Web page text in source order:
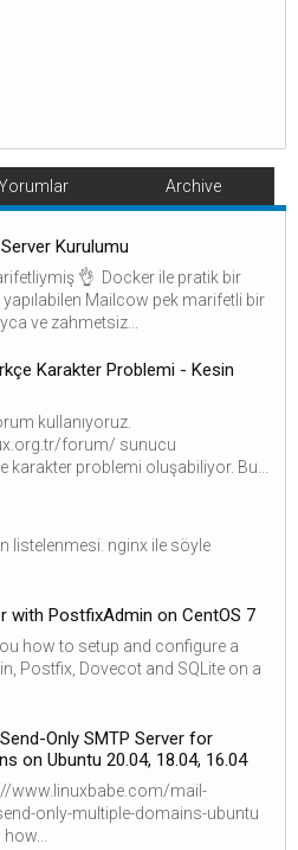
Archive
Kurulumu
👌 Docker ile pratik bir
Mailcow pek marifetli bir
ve zahmetsiz...
Karakter Problemi - Kesin
kullanıyoruz.
forum/ sunucu
karakter problemi oluşabiliyor. Bu...
listelenmesi. nginx ile söyle
with PostfixAdmin on CentOS 7
how to setup and configure a
Postfix, Dovecot and SQLite on a
Only SMTP Server for
on Ubuntu 20.04, 18.04, 16.04
www.linuxbabe.com/mail-
only-multiple-domains-ubuntu